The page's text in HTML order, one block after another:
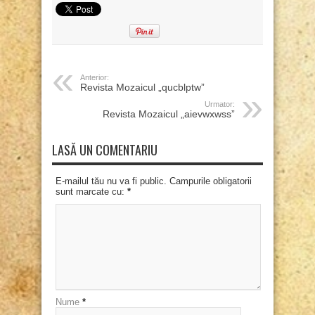
Anterior:
Revista Mozaicul „qucblptw”
Urmator:
Revista Mozaicul „aievwxwss”
LASĂ UN COMENTARIU
E-mailul tău nu va fi public. Campurile obligatorii
sunt marcate cu: *
Nume *